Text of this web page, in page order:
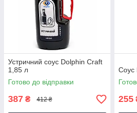
Устричний соус Dolphin Craft
1,85 л
Готово до відправки
387 ₴ 412 ₴
Соус
255